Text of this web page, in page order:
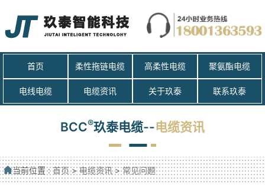
首页 柔性拖链电缆 高柔性电缆 聚氨酯电缆
电线电缆 电缆资讯 关于玖泰 联系玖泰
BCC®玖泰电缆--电缆资讯
当前位置 :首页>电缆资讯>常见问题